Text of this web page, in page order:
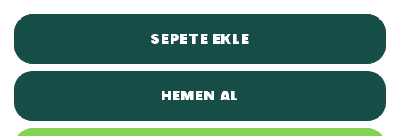
SEPETE EKLE
HEMEN AL